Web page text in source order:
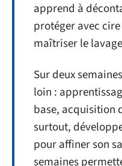
apprend à
protéger avec
maîtriser le
Sur deux
loin :
base, acquisition
surtout,
pour affiner son
semaines